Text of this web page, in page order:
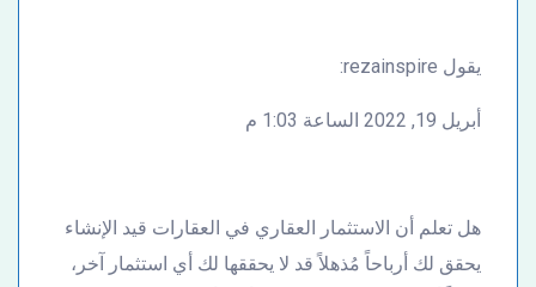
يقول rezainspire:
أبريل 19, 2022 الساعة 1:03 م
هل تعلم أن الاستثمار العقاري في العقارات قيد الإنشاء
يحقق لك أرباحاً مُذهلاً قد لا يحققها لك أي استثمار آخر،